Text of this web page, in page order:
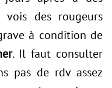
des rougeurs
à condition de
. Il faut consulter
pas de rdv assez